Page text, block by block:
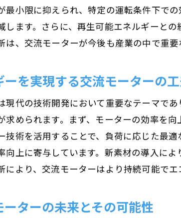
最小限に抑えられ、特定の運転条件下で
します。さらに、再生可能エネルギーと
は、交流モーターが今後も産業の中で重
ーを実現する交流モーターの
現代の技術開発において重要なテーマで
求められます。まず、モーターの効率を
技術を活用することで、負荷に応じた最
向上に寄与しています。新素材の導入に
により、交流モーターはより持続可能で
ーターの未来とその可能性